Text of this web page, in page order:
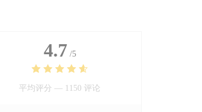
4.7 /5
平均评分 — 1150 评论